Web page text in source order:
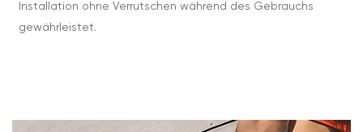
Installation ohne Verrutschen während des Gebrauchs
gewährleistet.